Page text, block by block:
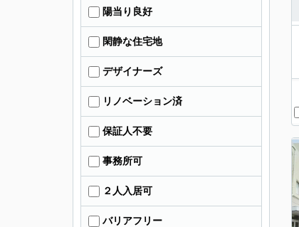
陽当り良好
閑静な住宅地
デザイナーズ
リノベーション済
保証人不要
事務所可
２人入居可
バリアフリー